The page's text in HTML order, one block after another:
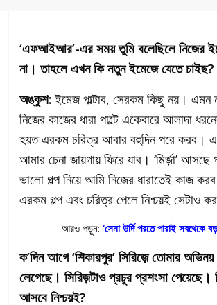
‘এফআইআর’-এর সময় তুমি বলেছিলে নিজের
না। তাহলে এখন কি নতুন ইমেজে যেতে চাইছ?
অঙ্কুশ:ইমেজ পাল্টাব, সেরকম কিছু নয়। এমন
নিজের কাজের ধারা পাল্টে একেবারে আলাদা
হয়ত এরকম চরিত্র আবার বহুদিন পরে করব।
আমার চেনা জায়গায় ফিরে যাব। ‘মির্জ়া’
ভালো গল্প নিয়ে আমি নিজের ধারাতেই কাজ
এরকম গল্প এবং চরিত্র পেলে নিশ্চয়ই সেটাও
আরও পড়ুন: ‘সেনা উর্দি পরতে পারাই সবথেকে
ক’দিন আগে ‘শিকারপুর’ সিরিজ়়ে তোমার
লেগেছে। সিরিজ়টাও প্রচুর প্রশংসা পেয়েছে।
আসবে নিশ্চয়ই?